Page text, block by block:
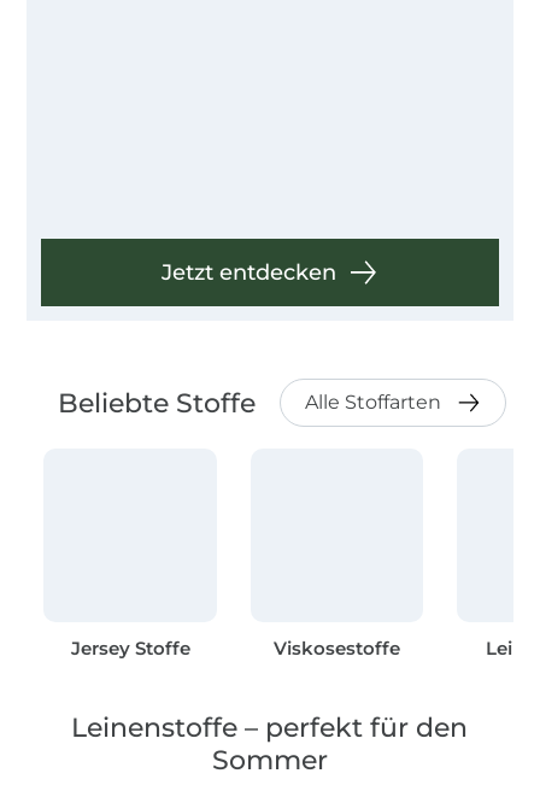
Jetzt entdecken
Beliebte Stoffe
Jersey Stoffe Viskosestoffe
Leinenstoffe – perfekt für den
Sommer